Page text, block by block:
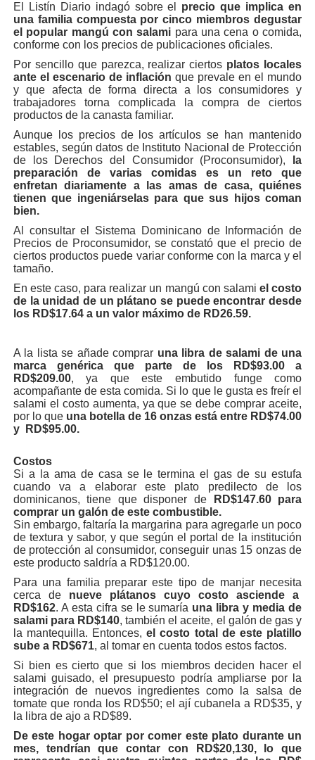
El Listín Diario indagó sobre el
precio que implica en
una familia compuesta por cinco miembros degustar
el popular mangú con salami para una cena o comida,
conforme con los precios de publicaciones oficiales.
Por sencillo que parezca, realizar ciertos platos locales
ante el escenario de inflación que prevale en el mundo
y que afecta de forma directa a los consumidores y
trabajadores torna complicada la compra de ciertos
productos de la canasta familiar.
Aunque los precios de los artículos se han mantenido
estables, según datos de Instituto Nacional de Protección
de los Derechos del Consumidor (Proconsumidor),
la
preparación de varias comidas es un reto que
enfretan diariamente a las amas de casa, quiénes
tienen que ingeniárselas para que sus hijos coman
bien.
Al consultar el Sistema Dominicano de Información de
Precios de Proconsumidor, se constató que el precio de
ciertos productos puede variar conforme con la marca y el
tamaño.
En este caso, para realizar un mangú con salami el costo
de la unidad de un plátano se puede encontrar desde
los RD$17.64 a un valor máximo de RD26.59.
A la lista se añade comprar una libra de salami de una
marca genérica que parte de los RD$93.00 a
RD$209.00, ya que este embutido funge como
acompañante de esta comida. Si lo que le gusta es freír el
salami el costo aumenta, ya que se debe comprar aceite,
por lo que una botella de 16 onzas está entre RD$74.00
y RD$95.00.
Costos
Si a la ama de casa se le termina el gas de su estufa
cuando va a elaborar este plato predilecto de los
dominicanos, tiene que disponer de RD$147.60 para
comprar un galón de este combustible.
Sin embargo, faltaría la margarina para agregarle un poco
de textura y sabor, y que según el portal de la institución
de protección al consumidor, conseguir unas 15 onzas de
este producto saldría a RD$120.00.
Para una familia preparar este tipo de manjar necesita
cerca de nueve plátanos cuyo costo asciende a
RD$162. A esta cifra se le sumaría una libra y media de
salami para RD$140, también el aceite, el galón de gas y
la mantequilla. Entonces,el costo total de este platillo
sube a RD$671, al tomar en cuenta todos estos factos.
Si bien es cierto que si los miembros deciden hacer el
salami guisado, el presupuesto podría ampliarse por la
integración de nuevos ingredientes como la salsa de
tomate que ronda los RD$50; el ají cubanela a RD$35, y
la libra de ajo a RD$89.
De este hogar optar por comer este plato durante un
mes, tendrían que contar con RD$20,130, lo que